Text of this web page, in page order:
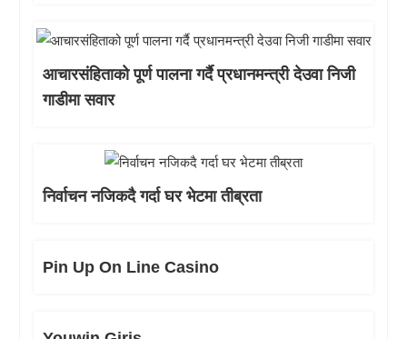
आचारसंहिताको पूर्ण पालना गर्दै प्रधानमन्त्री देउवा निजी
गाडीमा सवार
निर्वाचन नजिकदै गर्दा घर भेटमा तीब्रता
Pin Up On Line Casino